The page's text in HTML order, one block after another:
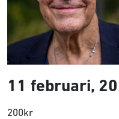
11 februari,
200kr